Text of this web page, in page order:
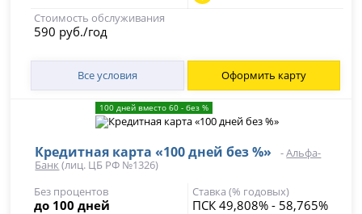
Стоимость обслуживания
590 руб./год
Все условия Оформить карту
100 дней вместо 60 - без %
Кредитная карта «100 дней без %» -Альфа-
Банк (лиц. ЦБ РФ №1326)
Без процентов
до 100 дней
Ставка (% годовых)
ПСК 49,808% - 58,765%